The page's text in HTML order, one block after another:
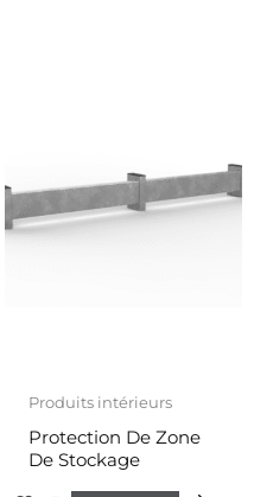
Produits intérieurs
Protection De Zone
De Stockage